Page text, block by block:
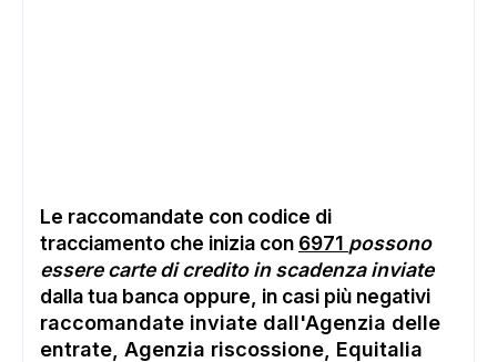
Le raccomandate con codice di
tracciamento che inizia con 6971 possono
essere carte di credito in scadenza inviate
dalla tua banca oppure, in casi più negativi
raccomandate inviate dall'Agenzia delle
entrate, Agenzia riscossione, Equitalia